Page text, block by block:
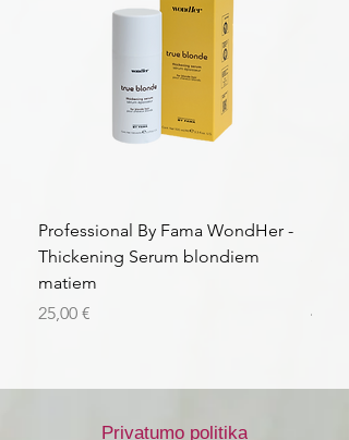
Professional By Fama WondHer -
Thickening Serum blondiem
matiem
Kaina
25,00 €
Kaina
43,56
Privatumo politika